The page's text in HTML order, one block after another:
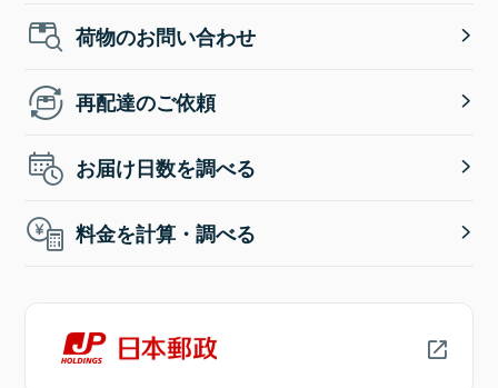
荷物のお問い合わせ
再配達のご依頼
お届け日数を調べる
料金を計算・調べる